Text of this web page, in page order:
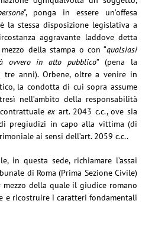
”, ponga in essere un’offesa
la stessa disposizione legislativa a
aggravante laddove detta
della stampa o con “qualsiasi
ovvero in atto pubblico” (pena la
tre anni). Orbene, oltre a venire in
la condotta di cui sopra assume
nell’ambito della responsabilità
ex art. 2043 c.c., ove sia
pregiudizi in capo alla vittima (di
ai sensi dell’art. 2059 c.c..
in questa sede, richiamare l’assai
di Roma (Prima Sezione Civile)
della quale il giudice romano
e ricostruire i caratteri fondamentali